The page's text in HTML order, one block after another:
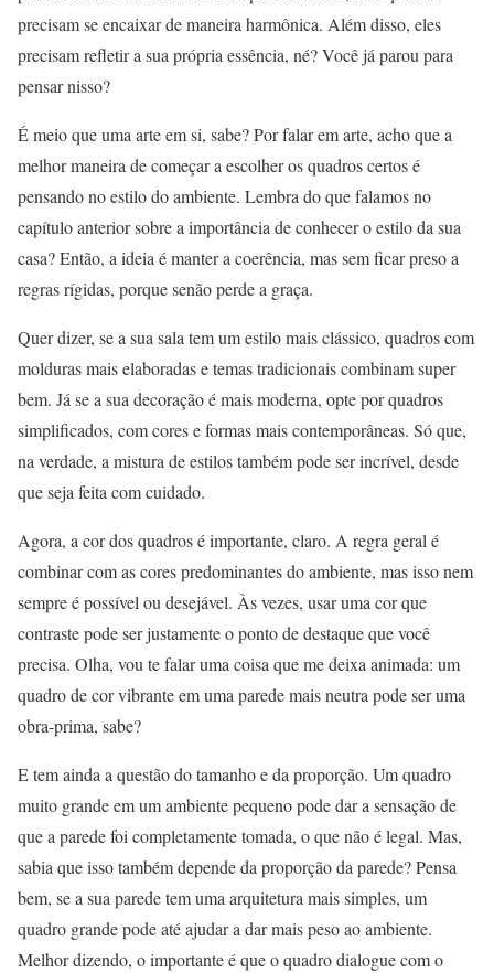
precisam se encaixar de maneira harmônica. Além disso, eles
precisam refletir a sua própria essência, né? Você já parou para
pensar nisso?
É meio que uma arte em si, sabe? Por falar em arte, acho que a
melhor maneira de começar a escolher os quadros certos é
pensando no estilo do ambiente. Lembra do que falamos no
capítulo anterior sobre a importância de conhecer o estilo da sua
casa? Então, a ideia é manter a coerência, mas sem ficar preso a
regras rígidas, porque senão perde a graça.
Quer dizer, se a sua sala tem um estilo mais clássico, quadros com
molduras mais elaboradas e temas tradicionais combinam super
bem. Já se a sua decoração é mais moderna, opte por quadros
simplificados, com cores e formas mais contemporâneas. Só que,
na verdade, a mistura de estilos também pode ser incrível, desde
que seja feita com cuidado.
Agora, a cor dos quadros é importante, claro. A regra geral é
combinar com as cores predominantes do ambiente, mas isso nem
sempre é possível ou desejável. Às vezes, usar uma cor que
contraste pode ser justamente o ponto de destaque que você
precisa. Olha, vou te falar uma coisa que me deixa animada: um
quadro de cor vibrante em uma parede mais neutra pode ser uma
obra-prima, sabe?
E tem ainda a questão do tamanho e da proporção. Um quadro
muito grande em um ambiente pequeno pode dar a sensação de
que a parede foi completamente tomada, o que não é legal. Mas,
sabia que isso também depende da proporção da parede? Pensa
bem, se a sua parede tem uma arquitetura mais simples, um
quadro grande pode até ajudar a dar mais peso ao ambiente.
Melhor dizendo, o importante é que o quadro dialogue com o